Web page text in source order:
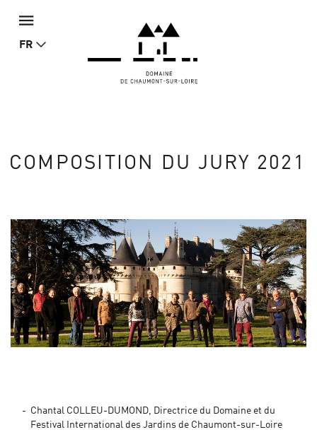
FR
COMPOSITION DU JURY 2021
Chantal COLLEU-DUMOND, Directrice du Domaine et du
Festival International des Jardins de Chaumont-sur-Loire